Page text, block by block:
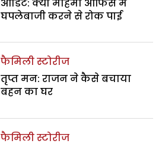
ऑडिट: क्या महिमा ऑफिस में
घपलेबाजी करने से रोक पाई
फैमिली स्टोरीज
तृप्त मन: राजन ने कैसे बचाया
बहन का घर
फैमिली स्टोरीज